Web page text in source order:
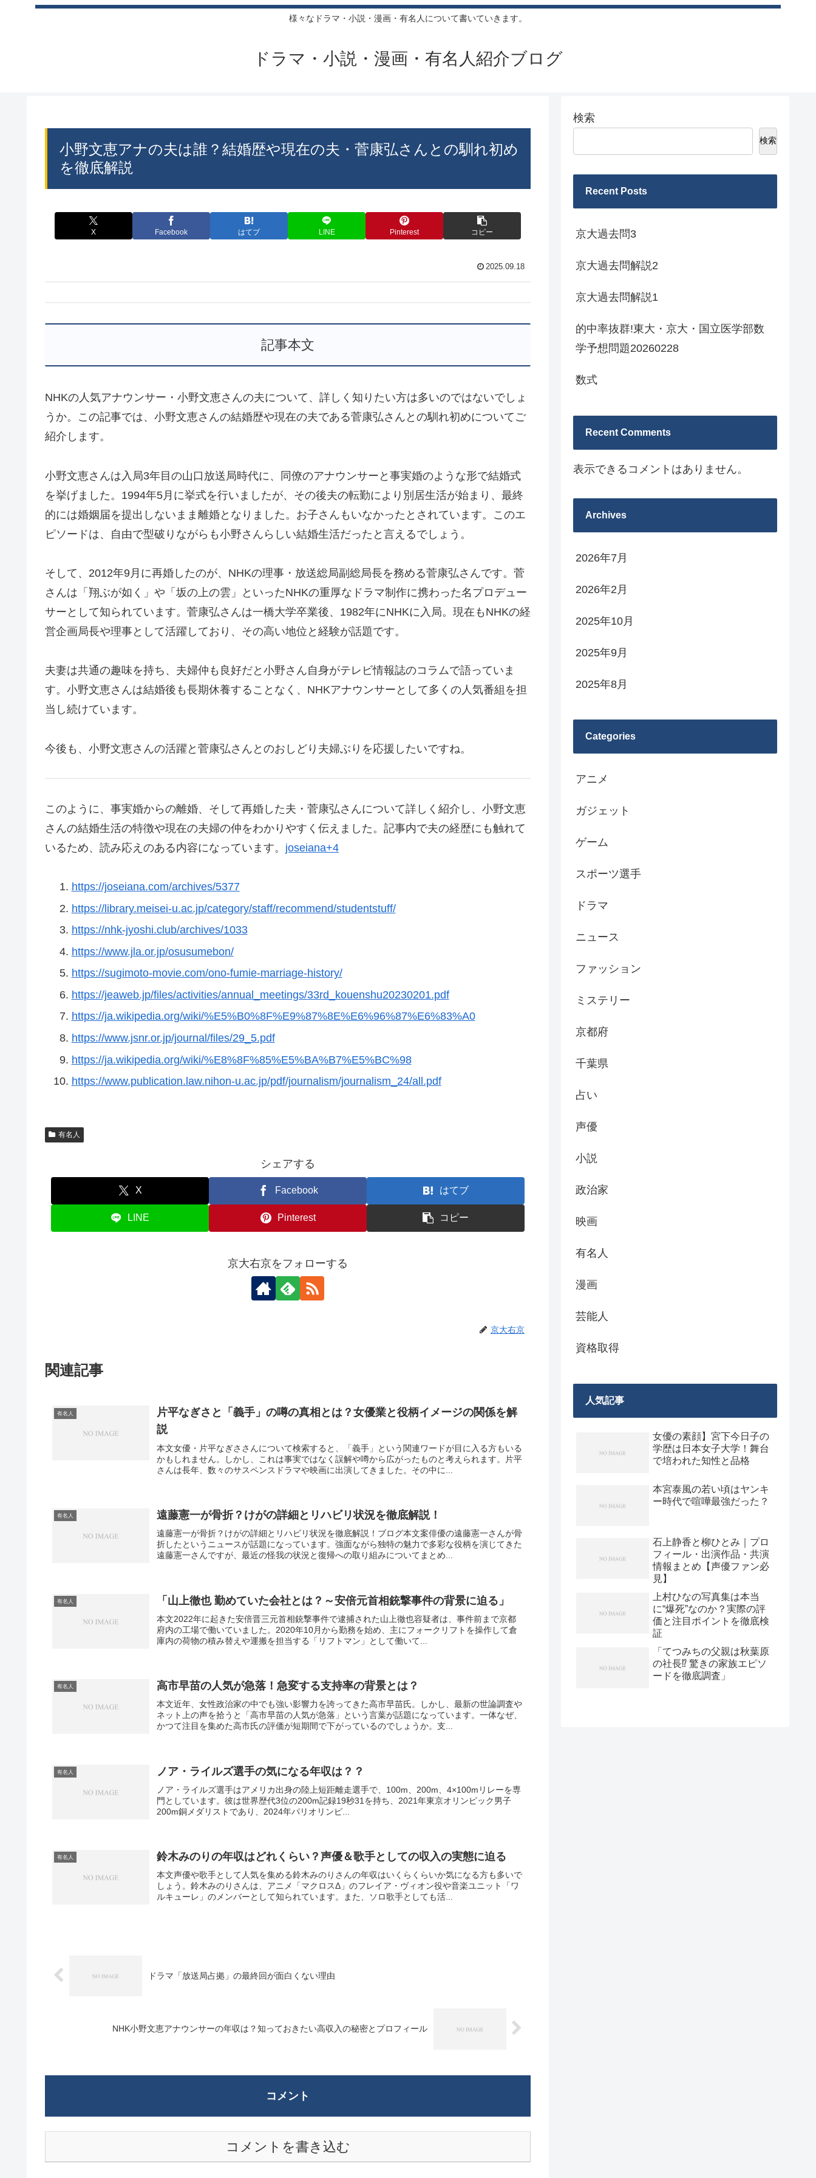
様々なドラマ・小説・漫画・有名人について書いていきます。
ドラマ・小説・漫画・有名人紹介ブログ
小野文恵アナの夫は誰？結婚歴や現在の夫・菅康弘さんとの馴れ初め
を徹底解説
X Facebook はてブ LINE Pinterest コピー
2025.09.18
記事本文
NHKの人気アナウンサー・小野文恵さんの夫について、詳しく知りたい方は多いのではないでしょ
うか。この記事では、小野文恵さんの結婚歴や現在の夫である菅康弘さんとの馴れ初めについてご
紹介します。
小野文恵さんは入局3年目の山口放送局時代に、同僚のアナウンサーと事実婚のような形で結婚式
を挙げました。1994年5月に挙式を行いましたが、その後夫の転勤により別居生活が始まり、最終
的には婚姻届を提出しないまま離婚となりました。お子さんもいなかったとされています。このエ
ピソードは、自由で型破りながらも小野さんらしい結婚生活だったと言えるでしょう。
そして、2012年9月に再婚したのが、NHKの理事・放送総局副総局長を務める菅康弘さんです。菅
さんは「翔ぶが如く」や「坂の上の雲」といったNHKの重厚なドラマ制作に携わった名プロデュー
サーとして知られています。菅康弘さんは一橋大学卒業後、1982年にNHKに入局。現在もNHKの経
営企画局長や理事として活躍しており、その高い地位と経験が話題です。
夫妻は共通の趣味を持ち、夫婦仲も良好だと小野さん自身がテレビ情報誌のコラムで語っていま
す。小野文恵さんは結婚後も長期休養することなく、NHKアナウンサーとして多くの人気番組を担
当し続けています。
今後も、小野文恵さんの活躍と菅康弘さんとのおしどり夫婦ぶりを応援したいですね。
このように、事実婚からの離婚、そして再婚した夫・菅康弘さんについて詳しく紹介し、小野文恵
さんの結婚生活の特徴や現在の夫婦の仲をわかりやすく伝えました。記事内で夫の経歴にも触れて
いるため、読み応えのある内容になっています。 joseiana+4
https://joseiana.com/archives/5377
https://library.meisei-u.ac.jp/category/staff/recommend/studentstuff/
https://nhk-jyoshi.club/archives/1033
https://www.jla.or.jp/osusumebon/
https://sugimoto-movie.com/ono-fumie-marriage-history/
https://jeaweb.jp/files/activities/annual_meetings/33rd_kouenshu20230201.pdf
https://ja.wikipedia.org/wiki/%E5%B0%8F%E9%87%8E%E6%96%87%E6%83%A0
https://www.jsnr.or.jp/journal/files/29_5.pdf
https://ja.wikipedia.org/wiki/%E8%8F%85%E5%BA%B7%E5%BC%98
https://www.publication.law.nihon-u.ac.jp/pdf/journalism/journalism_24/all.pdf
有名人
シェアする
X Facebook はてブ
LINE Pinterest コピー
京大右京をフォローする
京大右京
関連記事
有名人
片平なぎさと「義手」の噂の真相とは？女優業と役柄イメージの関係を解
説
本文女優・片平なぎささんについて検索すると、「義手」という関連ワードが目に入る方もいる
かもしれません。しかし、これは事実ではなく誤解や噂から広がったものと考えられます。片平
さんは長年、数々のサスペンスドラマや映画に出演してきました。その中に...
有名人 遠藤憲一が骨折？けがの詳細とリハビリ状況を徹底解説！
遠藤憲一が骨折？けがの詳細とリハビリ状況を徹底解説！ブログ本文案俳優の遠藤憲一さんが骨
折したというニュースが話題になっています。強面ながら独特の魅力で多彩な役柄を演じてきた
遠藤憲一さんですが、最近の怪我の状況と復帰への取り組みについてまとめ...
有名人 「山上徹也 勤めていた会社とは？～安倍元首相銃撃事件の背景に迫る」
本文2022年に起きた安倍晋三元首相銃撃事件で逮捕された山上徹也容疑者は、事件前まで京都
府内の工場で働いていました。2020年10月から勤務を始め、主にフォークリフトを操作して倉
庫内の荷物の積み替えや運搬を担当する「リフトマン」として働いて...
有名人 高市早苗の人気が急落！急変する支持率の背景とは？
本文近年、女性政治家の中でも強い影響力を誇ってきた高市早苗氏。しかし、最新の世論調査や
ネット上の声を拾うと「高市早苗の人気が急落」という言葉が話題になっています。一体なぜ、
かつて注目を集めた高市氏の評価が短期間で下がっているのでしょうか。支...
有名人 ノア・ライルズ選手の気になる年収は？？
ノア・ライルズ選手はアメリカ出身の陸上短距離走選手で、100m、200m、4×100mリレーを専
門としています。彼は世界歴代3位の200m記録19秒31を持ち、2021年東京オリンピック男子
200m銅メダリストであり、2024年パリオリンピ...
有名人 鈴木みのりの年収はどれくらい？声優＆歌手としての収入の実態に迫る
本文声優や歌手として人気を集める鈴木みのりさんの年収はいくらくらいか気になる方も多いで
しょう。鈴木みのりさんは、アニメ「マクロスΔ」のフレイア・ヴィオン役や音楽ユニット「ワ
ルキューレ」のメンバーとして知られています。また、ソロ歌手としても活...
ドラマ「放送局占拠」の最終回が面白くない理由
NHK小野文恵アナウンサーの年収は？知っておきたい高収入の秘密とプロフィール
コメント
コメントを書き込む
検索
検索
Recent Posts
京大過去問3
京大過去問解説2
京大過去問解説1
的中率抜群!東大・京大・国立医学部数
学予想問題20260228
数式
Recent Comments
表示できるコメントはありません。
Archives
2026年7月
2026年2月
2025年10月
2025年9月
2025年8月
Categories
アニメ
ガジェット
ゲーム
スポーツ選手
ドラマ
ニュース
ファッション
ミステリー
京都府
千葉県
占い
声優
小説
政治家
映画
有名人
漫画
芸能人
資格取得
人気記事
女優の素顔】宮下今日子の
学歴は日本女子大学！舞台
で培われた知性と品格
本宮泰風の若い頃はヤンキ
ー時代で喧嘩最強だった？
石上静香と柳ひとみ｜プロ
フィール・出演作品・共演
情報まとめ【声優ファン必
見】
上村ひなの写真集は本当
に“爆死”なのか？実際の評
価と注目ポイントを徹底検
証
「てつみちの父親は秋葉原
の社長⁉ 驚きの家族エピソ
ードを徹底調査」